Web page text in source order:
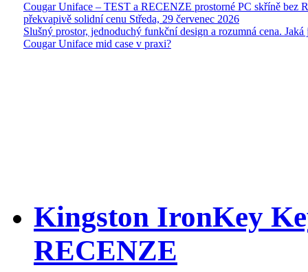
Cougar Uniface – TEST a RECENZE prostorné PC skříně bez
překvapivě solidní cenu Středa, 29 červenec 2026
Slušný prostor, jednoduchý funkční design a rozumná cena. Jaká
Cougar Uniface mid case v praxi?
Kingston IronKey
RECENZE